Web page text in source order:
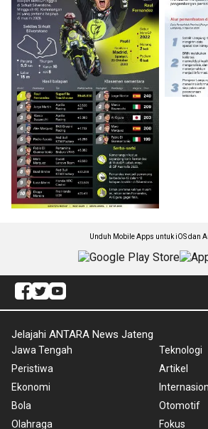
Unduh Mobile Apps untuk iOS dan
Jelajahi ANTARA News Jateng
Jawa Tengah
Peristiwa
Ekonomi
Bola
Olahraga
Teknologi
Artikel
Otomotif
Fokus